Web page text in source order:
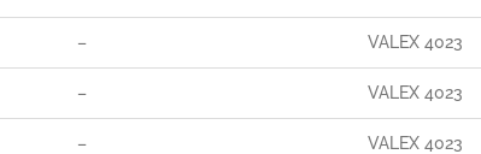
– VALEX 4023
– VALEX 4023
– VALEX 4023